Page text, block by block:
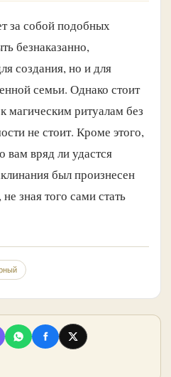
за собой подобных
безнаказанно,
создания, но и для
семьи. Однако стоит
магическим ритуалам без
не стоит. Кроме этого,
вам вряд ли удастся
был произнесен
зная того сами стать